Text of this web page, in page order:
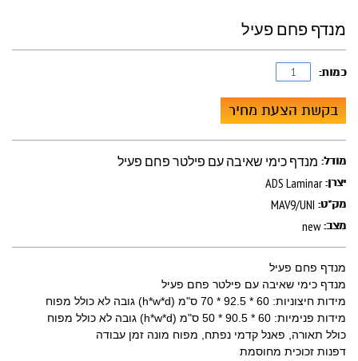
מנדף פחם פעיל
כמות:
בקשת הצעת מחיר
מודל: מנדף כימי שאיבה עם פילטר פחם פעיל
יצרן: ADS Laminar
מק"ט: MAV9/UNI
מצב: new
מנדף פחם פעיל
מנדף כימי שאיבה עם פילטר פחם פעיל
מידות חיצוניות: 60 * 92.5 * 70 ס"מ (h*w*d) גובה לא כולל מפוח
מידות פנימיות: 60 * 90.5 * 50 ס"מ (h*w*d) גובה לא כולל מפוח
כולל תאורה, פאנל קדמי נפתח, מפוח מונה זמן עבודה
דפנות זכוכית מחוסמת